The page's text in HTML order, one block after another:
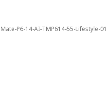
P6-14-AI-TMP614-55-Lifestyle-01